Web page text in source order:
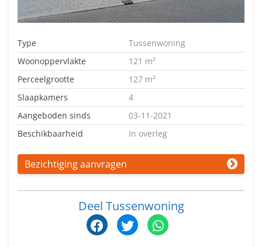
Type
Tussenwoning
Woonoppervlakte
121 m²
Perceelgrootte
127 m²
Slaapkamers
4
Aangeboden sinds
03-11-2021
Beschikbaarheid
In overleg
Bezichtiging aanvragen
Deel Tussenwoning